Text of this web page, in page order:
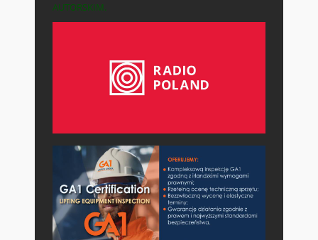
AUTORSKIM.